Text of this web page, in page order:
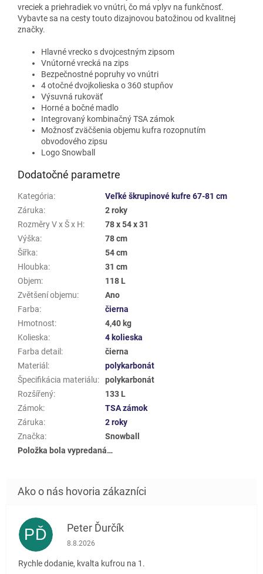
vreciek a priehradiek vo vnútri, čo má vplyv na funkčnosť.
Vybavte sa na cesty touto dizajnovou batožinou od kvalitnej
značky.
Hlavné vrecko s dvojcestným zipsom
Vnútorné vrecká na zips
Bezpečnostné popruhy vo vnútri
4 otočné dvojkolieska o 360 stupňov
Výsuvná rukoväť
Horné a bočné madlo
Integrovaný kombinačný TSA zámok
Možnosť zväčšenia objemu kufra rozopnutím
obvodového zipsu
Logo Snowball
Dodatočné parametre
Kategória:
Veľké škrupinové kufre 67-81 cm
Záruka:
2 roky
Rozměry V x Š x H:
78 x 54 x 31
Výška:
78 cm
Šířka:
54 cm
Hloubka:
31 cm
Objem:
118 L
Zvětšení objemu:
Ano
Farba:
čierna
Hmotnost:
4,40 kg
Kolieska:
4 kolieska
Farba detail :
čierna
Materiál :
polykarbonát
Špecifikácia materiálu:
polykarbonát
Rozšířený:
133 L
Zámok:
TSA zámok
Záruka:
2 roky
Značka:
Snowball
Položka bola vypredaná…
PĎ Peter Ďurčík
Hodnotenie obchodu je 5 z 5 hviezdičiek.
8.8.2026
Rychle dodanie, kvalta kufrou na 1.